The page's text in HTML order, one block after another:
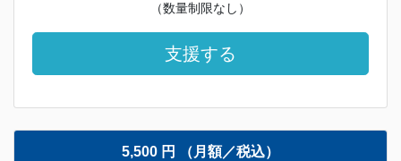
（数量制限なし）
支援する
5,500 円 （月額／税込）